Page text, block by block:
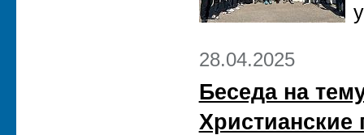
28.04.2025
Беседа на